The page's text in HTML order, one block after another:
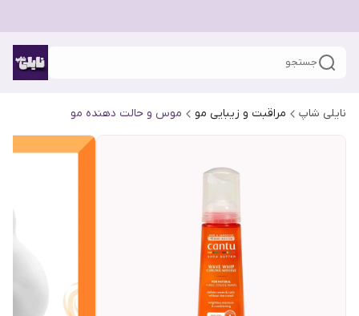
جستجو
نایلی شاپ مراقبت و زیبایی مو موس و حالت دهنده مو